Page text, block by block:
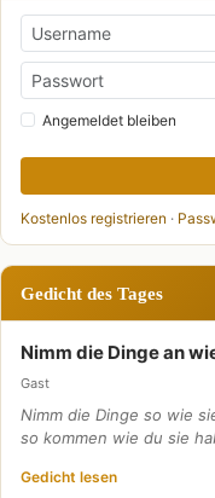
Angemeldet bleiben
Kostenlos registrieren ·
Gedicht des Tages
Nimm die Dinge an
Gast
Nimm die Dinge so wie
so kommen wie du sie
Gedicht lesen